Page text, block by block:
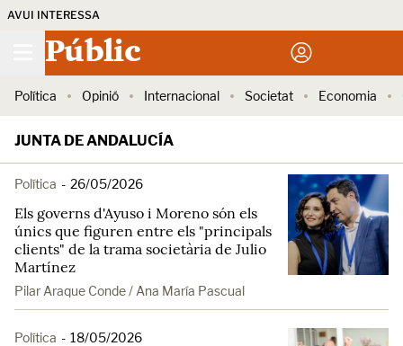
AVUI INTERESSA
Públic
Política Opinió Internacional Societat Economia
JUNTA DE ANDALUCÍA
Política - 26/05/2026
Els governs d'Ayuso i Moreno són els
únics que figuren entre els "principals
clients" de la trama societària de Julio
Martínez
Pilar Araque Conde / Ana María Pascual
Política - 18/05/2026